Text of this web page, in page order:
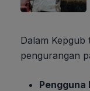
Dalam Kepgub
pengurangan
Pengguna